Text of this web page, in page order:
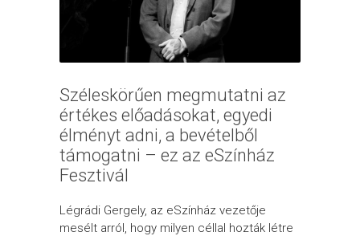
Széleskörűen megmutatni az
értékes előadásokat, egyedi
élményt adni, a bevételből
támogatni – ez az eSzínház
Fesztivál
Légrádi Gergely, az eSzínház vezetője
mesélt arról, hogy milyen céllal hozták létre